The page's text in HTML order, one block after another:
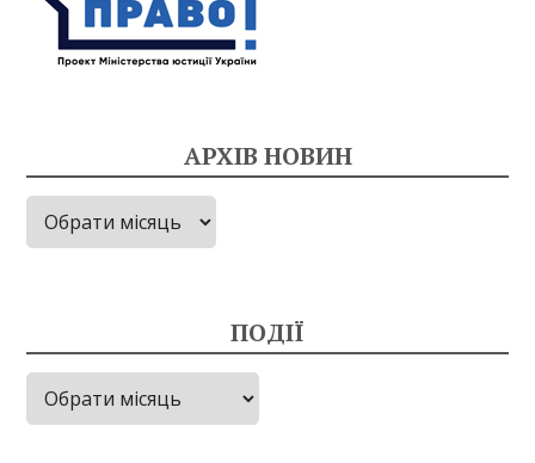
АРХІВ НОВИН
Архів
новин
ПОДІЇ
Події